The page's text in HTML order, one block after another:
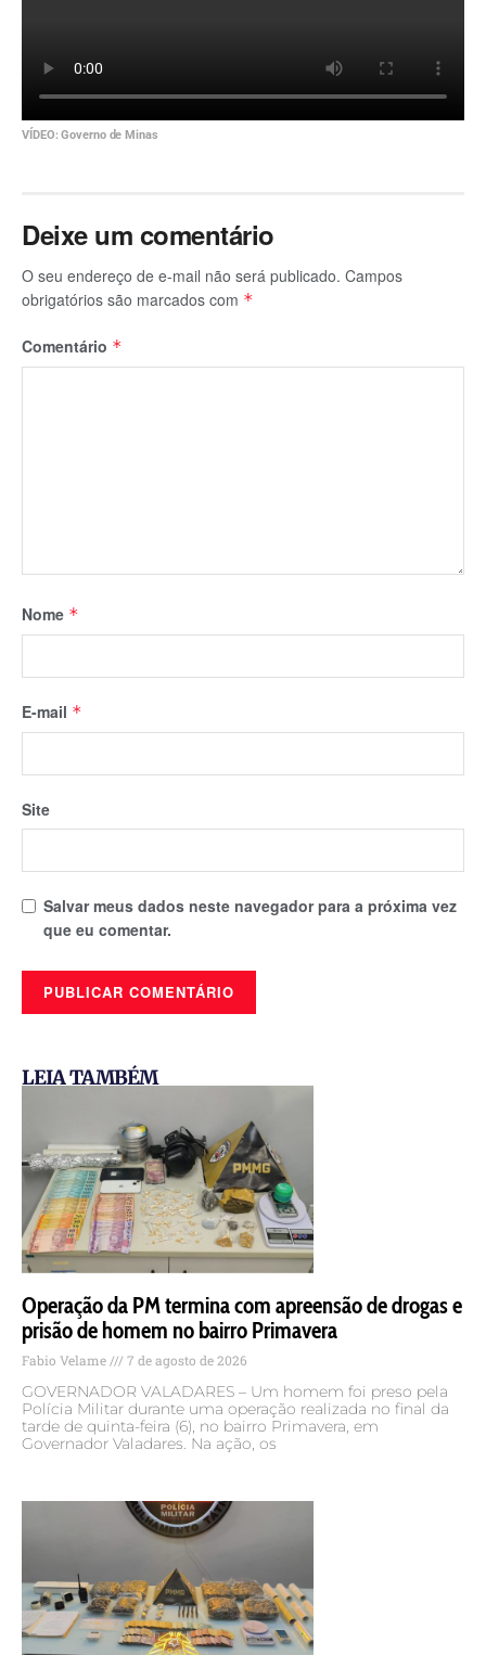
VÍDEO: Governo de Minas
Deixe um comentário
O seu endereço de e-mail não será publicado. Campos
obrigatórios são marcados com *
Comentário *
Nome *
E-mail *
Site
Salvar meus dados neste navegador para a próxima vez
que eu comentar.
LEIA TAMBÉM
Operação da PM termina com apreensão de drogas e
prisão de homem no bairro Primavera
Fabio Velame 7 de agosto de 2026
GOVERNADOR VALADARES – Um homem foi preso pela
Polícia Militar durante uma operação realizada no final da
tarde de quinta-feira (6), no bairro Primavera, em
Governador Valadares. Na ação, os